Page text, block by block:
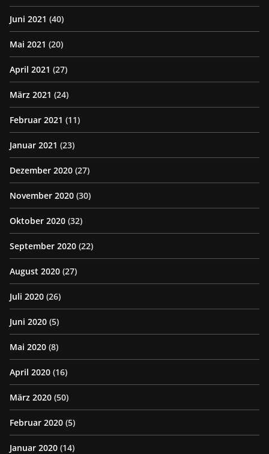
Juni 2021 (40)
Mai 2021 (20)
April 2021 (27)
März 2021 (24)
Februar 2021 (11)
Januar 2021 (23)
Dezember 2020 (27)
November 2020 (30)
Oktober 2020 (32)
September 2020 (22)
August 2020 (27)
Juli 2020 (26)
Juni 2020 (5)
Mai 2020 (8)
April 2020 (16)
März 2020 (50)
Februar 2020 (5)
Januar 2020 (14)